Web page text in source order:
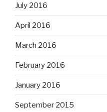
July 2016
April 2016
March 2016
February 2016
January 2016
September 2015